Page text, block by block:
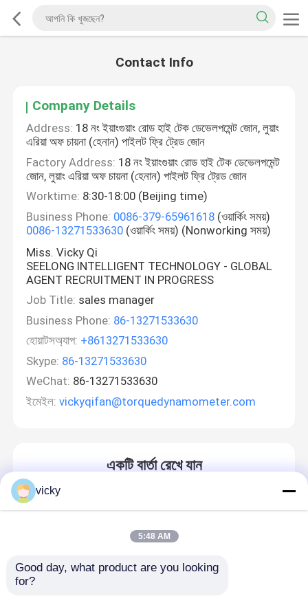
Contact Info
Company Details
Address: 18 নং ইয়াংগুয়াং রোড হাই টেক ডেভেলপমেন্ট জোন, লুয়াং
এরিয়া অফ চায়না (হেনান) পাইলট ফ্রি ট্রেড জোন
Factory Address: 18 নং ইয়াংগুয়াং রোড হাই টেক ডেভেলপমেন্ট
জোন, লুয়াং এরিয়া অফ চায়না (হেনান) পাইলট ফ্রি ট্রেড জোন
Worktime: 8:30-18:00 (Beijing time)
Business Phone: 0086-379-65961618 (ওয়ার্কিং সময়)
0086-13271533630 (ওয়ার্কিং সময়) (Nonworking সময়)
Miss. Vicky Qi
SEELONG INTELLIGENT TECHNOLOGY - GLOBAL
AGENT RECRUITMENT IN PROGRESS
Job Title: sales manager
Business Phone: 86-13271533630
হোয়াটসঅ্যাপ: +8613271533630
Skype: 86-13271533630
WeChat: 86-13271533630
ইমেইল: vickyqifan@torquedynamometer.com
একটি বার্তা রেখে যান
vicky
5:48 AM
Good day, what product are you looking
for?